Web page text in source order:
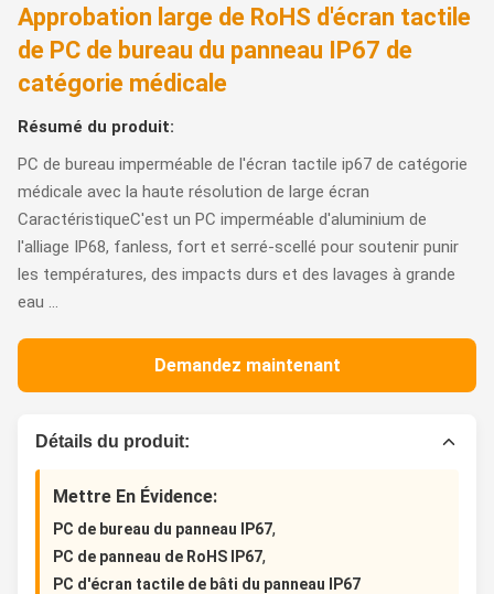
Approbation large de RoHS d'écran tactile
de PC de bureau du panneau IP67 de
catégorie médicale
Résumé du produit:
PC de bureau imperméable de l'écran tactile ip67 de catégorie
médicale avec la haute résolution de large écran
CaractéristiqueC'est un PC imperméable d'aluminium de
l'alliage IP68, fanless, fort et serré-scellé pour soutenir punir
les températures, des impacts durs et des lavages à grande
eau ...
Demandez maintenant
Détails du produit:
Mettre En Évidence:
PC de bureau du panneau IP67,
PC de panneau de RoHS IP67,
PC d'écran tactile de bâti du panneau IP67